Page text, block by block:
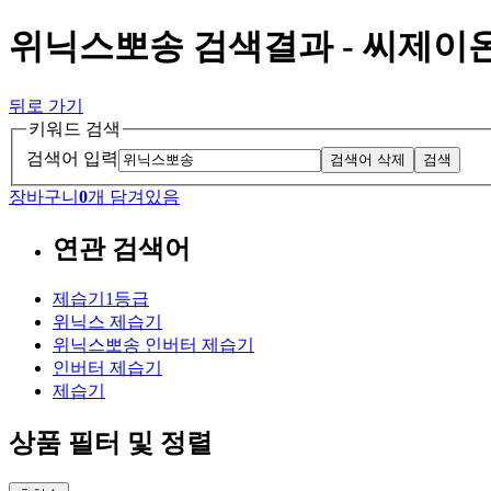
위닉스뽀송 검색결과 - 씨제이
뒤로 가기
키워드 검색
검색어 입력
검색어 삭제 검색
장바구니 0개 담겨있음
연관 검색어
제습기1등급
위닉스 제습기
위닉스뽀송 인버터 제습기
인버터 제습기
제습기
상품 필터 및 정렬